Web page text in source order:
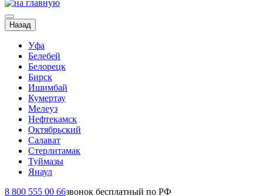
Назад
Уфа
Белебей
Белорецк
Бирск
Ишимбай
Кумертау
Мелеуз
Нефтекамск
Октябрьский
Салават
Стерлитамак
Туймазы
Янаул
8 800 555 00 66звонок бесплатный по РФ